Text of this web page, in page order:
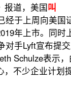
报道，美国叫
经于上周向美国
年上市。同时
对手Lyft宣布提交
Schulze表示
，不少企业计划